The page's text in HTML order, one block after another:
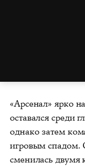
«Арсенал» ярко
оставался среди
однако затем
игровым спадом.
сменилась